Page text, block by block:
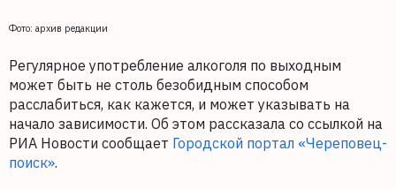
Фото: архив редакции
Регулярное употребление алкоголя по выходным
может быть не столь безобидным способом
расслабиться, как кажется, и может указывать на
начало зависимости. Об этом рассказала со ссылкой на
РИА Новости сообщает Городской портал «Череповец-
поиск».